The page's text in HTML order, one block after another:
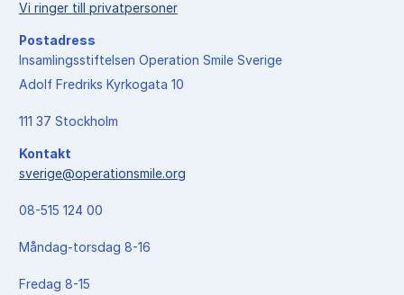
Vi ringer till privatpersoner
Postadress
Insamlingsstiftelsen Operation Smile Sverige
Adolf Fredriks Kyrkogata 10
111 37 Stockholm
Kontakt
sverige@operationsmile.org
08-515 124 00
Måndag-torsdag 8-16
Fredag 8-15